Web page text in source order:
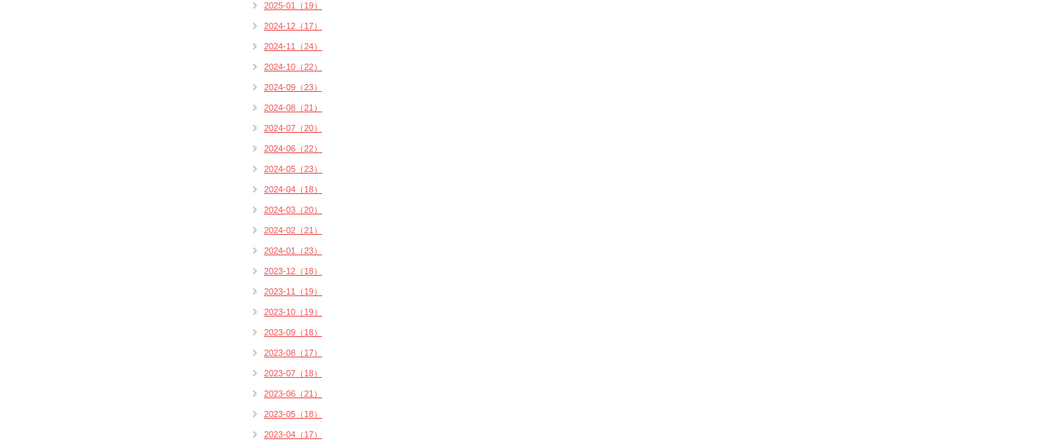
2025-01（19）
2024-12（17）
2024-11（24）
2024-10（22）
2024-09（23）
2024-08（21）
2024-07（20）
2024-06（22）
2024-05（23）
2024-04（18）
2024-03（20）
2024-02（21）
2024-01（23）
2023-12（18）
2023-11（19）
2023-10（19）
2023-09（18）
2023-08（17）
2023-07（18）
2023-06（21）
2023-05（18）
2023-04（17）